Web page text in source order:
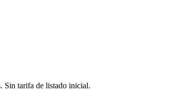
Sin tarifa de listado inicial.